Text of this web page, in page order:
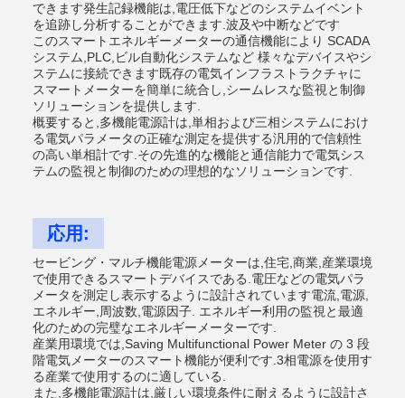
できます発生記録機能は,電圧低下などのシステムイベント
を追跡し分析することができます.波及や中断などです
このスマートエネルギーメーターの通信機能により SCADA
システム,PLC,ビル自動化システムなど 様々なデバイスやシ
ステムに接続できます既存の電気インフラストラクチャに
スマートメーターを簡単に統合し,シームレスな監視と制御
ソリューションを提供します.
概要すると,多機能電源計は,単相および三相システムにおけ
る電気パラメータの正確な測定を提供する汎用的で信頼性
の高い単相計です.その先進的な機能と通信能力で電気シス
テムの監視と制御のための理想的なソリューションです.
応用:
セービング・マルチ機能電源メーターは,住宅,商業,産業環境
で使用できるスマートデバイスである.電圧などの電気パラ
メータを測定し表示するように設計されています電流,電源,
エネルギー,周波数,電源因子. エネルギー利用の監視と最適
化のための完璧なエネルギーメーターです.
産業用環境では,Saving Multifunctional Power Meter の 3 段
階電気メーターのスマート機能が便利です.3相電源を使用す
る産業で使用するのに適している.
また,多機能電源計は,厳しい環境条件に耐えるように設計さ